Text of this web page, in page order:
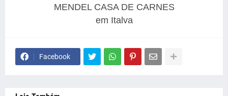
MENDEL CASA DE CARNES
em Italva
Facebook